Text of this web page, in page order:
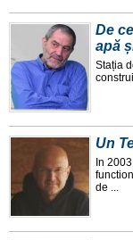
De
apă
Stația
Un
In
de ...